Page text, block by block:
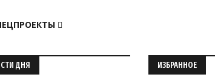
ДНЯ ИЗБРАННОЕ